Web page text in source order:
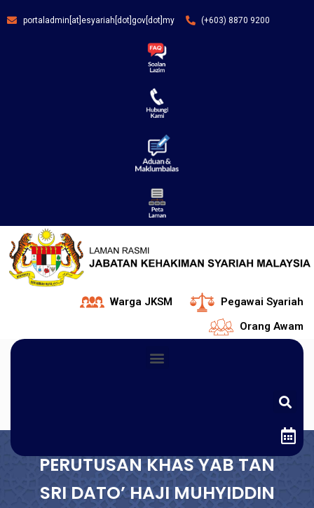
portaladmin[at]esyariah[dot]gov[dot]my (+603) 8870 9200
Warga JKSM
Pegawai Syariah
Orang Awam
PERUTUSAN KHAS YAB TAN
SRI DATO’ HAJI MUHYIDDIN